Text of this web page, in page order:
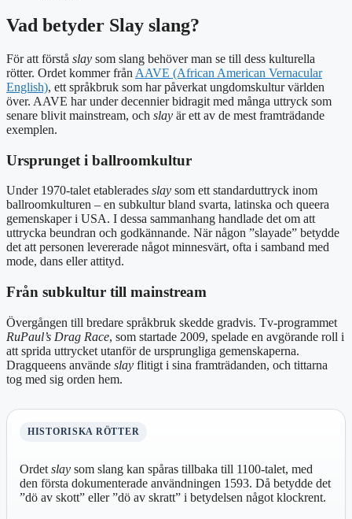
Vad betyder Slay slang?
För att förstå slay som slang behöver man se till dess kulturella
rötter. Ordet kommer från AAVE (African American Vernacular
English), ett språkbruk som har påverkat ungdomskultur världen
över. AAVE har under decennier bidragit med många uttryck som
senare blivit mainstream, och slay är ett av de mest framträdande
exemplen.
Ursprunget i ballroomkultur
Under 1970-talet etablerades slay som ett standarduttryck inom
ballroomkulturen – en subkultur bland svarta, latinska och queera
gemenskaper i USA. I dessa sammanhang handlade det om att
uttrycka beundran och godkännande. När någon ”slayade” betydde
det att personen levererade något minnesvärt, ofta i samband med
mode, dans eller attityd.
Från subkultur till mainstream
Övergången till bredare språkbruk skedde gradvis. Tv-programmet
RuPaul’s Drag Race, som startade 2009, spelade en avgörande roll i
att sprida uttrycket utanför de ursprungliga gemenskaperna.
Dragqueens använde slay flitigt i sina framträdanden, och tittarna
tog med sig orden hem.
HISTORISKA RÖTTER
Ordet slay som slang kan spåras tillbaka till 1100-talet, med
den första dokumenterade användningen 1593. Då betydde det
”dö av skott” eller ”dö av skratt” i betydelsen något klockrent.